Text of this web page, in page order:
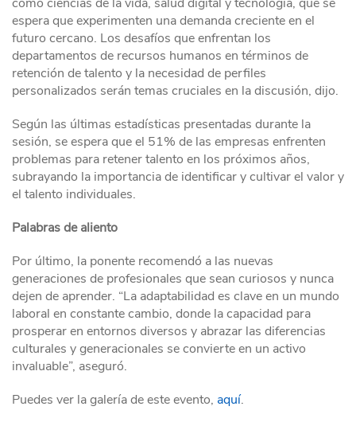
espera que experimenten una demanda creciente en el
futuro cercano. Los desafíos que enfrentan los
departamentos de recursos humanos en términos de
retención de talento y la necesidad de perfiles
personalizados serán temas cruciales en la discusión, dijo.
Según las últimas estadísticas presentadas durante la
sesión, se espera que el 51% de las empresas enfrenten
problemas para retener talento en los próximos años,
subrayando la importancia de identificar y cultivar el valor y
el talento individuales.
Palabras de aliento
Por último, la ponente recomendó a las nuevas
generaciones de profesionales que sean curiosos y nunca
dejen de aprender. “La adaptabilidad es clave en un mundo
laboral en constante cambio, donde la capacidad para
prosperar en entornos diversos y abrazar las diferencias
culturales y generacionales se convierte en un activo
invaluable”, aseguró.
Puedes ver la galería de este evento, aquí.